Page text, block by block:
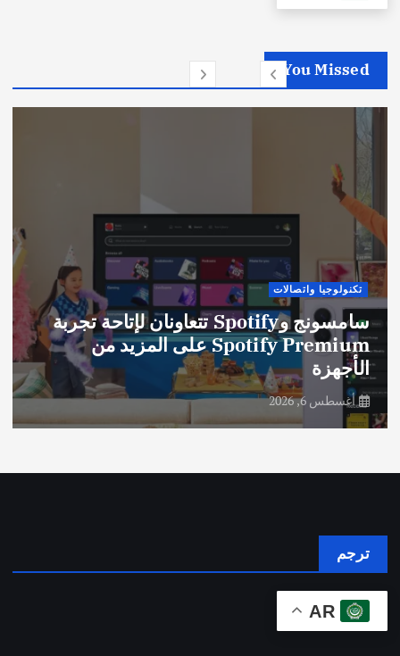
You Missed
تكنولوجيا واتصالات
سامسونج وSpotify تتعاونان لإتاحة تجربة
Spotify Premium على المزيد من
الأجهزة
أغسطس 6, 2026
ترجم
AR